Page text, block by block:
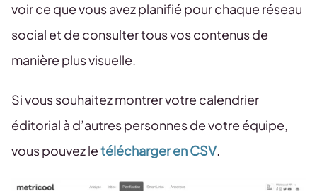
voir ce que vous avez planifié pour chaque réseau
social et de consulter tous vos contenus de
manière plus visuelle.
Si vous souhaitez montrer votre calendrier
éditorial à d’autres personnes de votre équipe,
vous pouvez letélécharger en CSV.